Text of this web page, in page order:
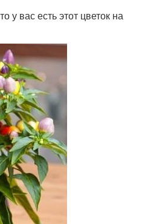
у вас есть этот цветок на